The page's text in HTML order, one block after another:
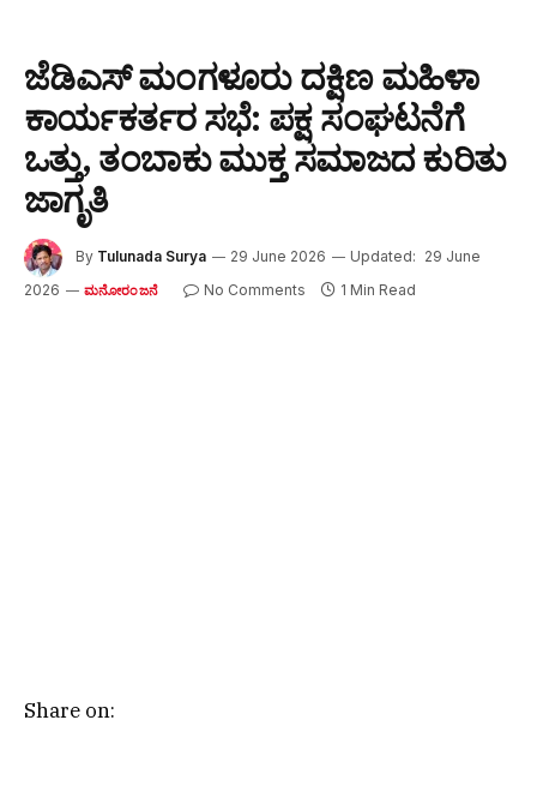
ಜೆಡಿಎಸ್ ಮಂಗಳೂರು ದಕ್ಷಿಣ ಮಹಿಳಾ
ಕಾರ್ಯಕರ್ತರ ಸಭೆ: ಪಕ್ಷ ಸಂಘಟನೆಗೆ
ಒತ್ತು, ತಂಬಾಕು ಮುಕ್ತ ಸಮಾಜದ ಕುರಿತು
ಜಾಗೃತಿ
By Tulunada Surya 29 June 2026 Updated: 29 June
2026
ಮನೋರಂಜನೆ No Comments 1 Min Read
Share on: